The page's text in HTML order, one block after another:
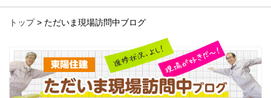
トップ> ただいま現場訪問中ブログ